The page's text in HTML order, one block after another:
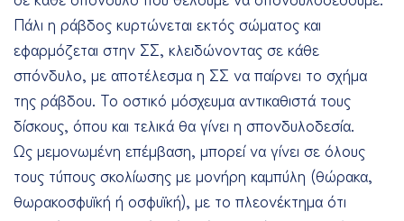
Πάλι η ράβδος κυρτώνεται εκτός σώματος και
εφαρμόζεται στην ΣΣ, κλειδώνοντας σε κάθε
σπόνδυλο, με αποτέλεσμα η ΣΣ να παίρνει το σχήμα
της ράβδου. Το οστικό μόσχευμα αντικαθιστά τους
δίσκους, όπου και τελικά θα γίνει η σπονδυλοδεσία.
Ως μεμονωμένη επέμβαση, μπορεί να γίνει σε όλους
τους τύπους σκολίωσης με μονήρη καμπύλη (θώρακα,
θωρακοσφυϊκή ή οσφυϊκή), με το πλεονέκτημα ότι